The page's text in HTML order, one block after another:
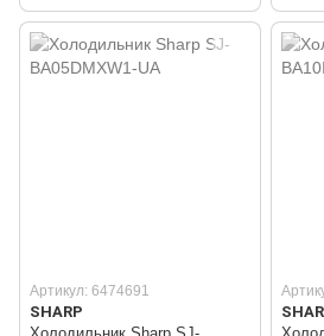
Артикул: 6474691
SHARP